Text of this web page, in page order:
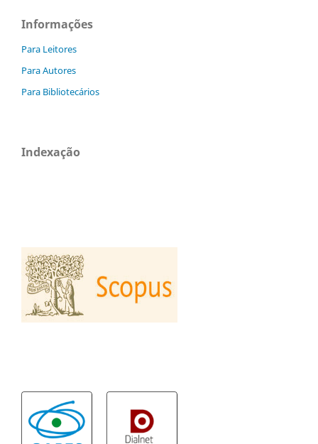
Informações
Para Leitores
Para Autores
Para Bibliotecários
Indexação